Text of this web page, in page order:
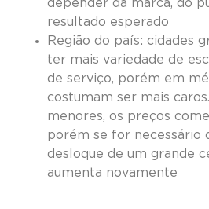
depender da marca, do
resultado esperado
Região do país: cidades
ter mais variedade de
de serviço, porém em
costumam ser mais
menores, os preços
porém se for necessário
desloque de um grande
aumenta novamente